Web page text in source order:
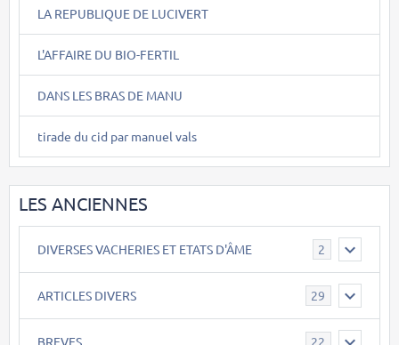
LA REPUBLIQUE DE LUCIVERT
L'AFFAIRE DU BIO-FERTIL
DANS LES BRAS DE MANU
tirade du cid par manuel vals
LES ANCIENNES
DIVERSES VACHERIES ET ETATS D'ÂME 2
ARTICLES DIVERS 29
BREVES 22